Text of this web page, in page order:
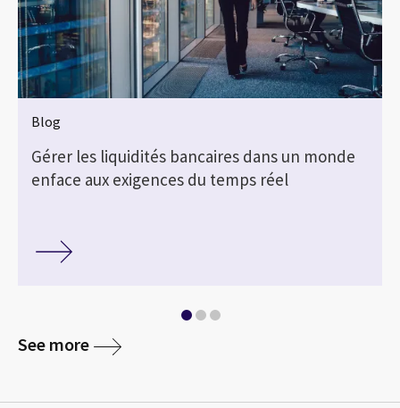
Blog
Gérer les liquidités bancaires dans un monde
enface aux exigences du temps réel
See more